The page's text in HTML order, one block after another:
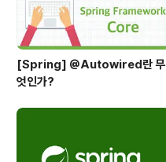
[Spring] @Autowired란 무
엇인가?